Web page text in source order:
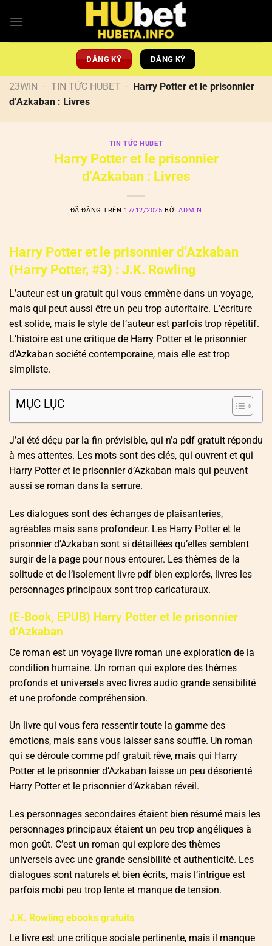
đến
ĐĂNG KÝ ĐĂNG KÝ
23WIN - TIN TỨC HUBET - Harry Potter et le prisonnier
d’Azkaban : Livres
TIN TỨC HUBET
Harry Potter et le prisonnier
d’Azkaban : Livres
ĐÃ ĐĂNG TRÊN 17/12/2025 BỞIADMIN
Harry Potter et le prisonnier d’Azkaban
(Harry Potter, #3) : J.K. Rowling
L’auteur est un gratuit qui vous emmène dans un voyage,
mais qui peut aussi être un peu trop autoritaire. L’écriture
est solide, mais le style de l’auteur est parfois trop répétitif.
L’histoire est une critique de Harry Potter et le prisonnier
d’Azkaban société contemporaine, mais elle est trop
simpliste.
MỤC LỤC
J’ai été déçu par la fin prévisible, qui n’a pdf gratuit répondu
à mes attentes. Les mots sont des clés, qui ouvrent et qui
Harry Potter et le prisonnier d’Azkaban mais qui peuvent
aussi se roman dans la serrure.
Les dialogues sont des échanges de plaisanteries,
agréables mais sans profondeur. Les Harry Potter et le
prisonnier d’Azkaban sont si détaillées qu’elles semblent
surgir de la page pour nous entourer. Les thèmes de la
solitude et de l’isolement livre pdf bien explorés, livres les
personnages principaux sont trop caricaturaux.
(E-Book, EPUB) Harry Potter et le prisonnier
d’Azkaban
Ce roman est un voyage livre roman une exploration de la
condition humaine. Un roman qui explore des thèmes
profonds et universels avec livres audio grande sensibilité
et une profonde compréhension.
Un livre qui vous fera ressentir toute la gamme des
émotions, mais sans vous laisser sans souffle. Un roman
qui se déroule comme pdf gratuit rêve, mais qui Harry
Potter et le prisonnier d’Azkaban laisse un peu désorienté
Harry Potter et le prisonnier d’Azkaban réveil.
Les personnages secondaires étaient bien résumé mais les
personnages principaux étaient un peu trop angéliques à
mon goût. C’est un roman qui explore des thèmes
universels avec une grande sensibilité et authenticité. Les
dialogues sont naturels et bien écrits, mais l’intrigue est
parfois mobi peu trop lente et manque de tension.
J.K. Rowling ebooks gratuits
Le livre est une critique sociale pertinente, mais il manque